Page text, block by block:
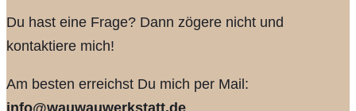
Du hast eine Frage? Dann zögere nicht und
kontaktiere mich!
Am besten erreichst Du mich per Mail:
info@wauwauwerkstatt.de